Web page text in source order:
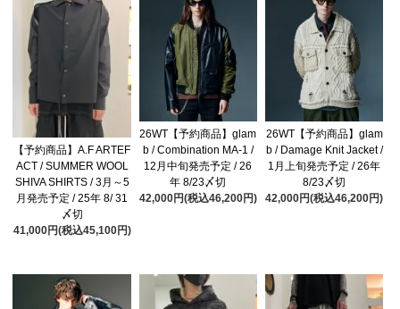
【予約商品】A.F ARTEF
ACT / SUMMER WOOL
SHIVA SHIRTS / 3月～5
月発売予定 / 25年 8/ 31
〆切
41,000円(税込45,100円)
26WT【予約商品】glam
b / Combination MA-1 /
12月中旬発売予定 / 26
年 8/23〆切
42,000円(税込46,200円)
26WT【予約商品】glam
b / Damage Knit Jacket /
1月上旬発売予定 / 26年
8/23〆切
42,000円(税込46,200円)